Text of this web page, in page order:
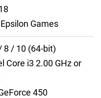
Epsilon Games
8 / 10 (64-bit)
Core i3 2.00 GHz or
450